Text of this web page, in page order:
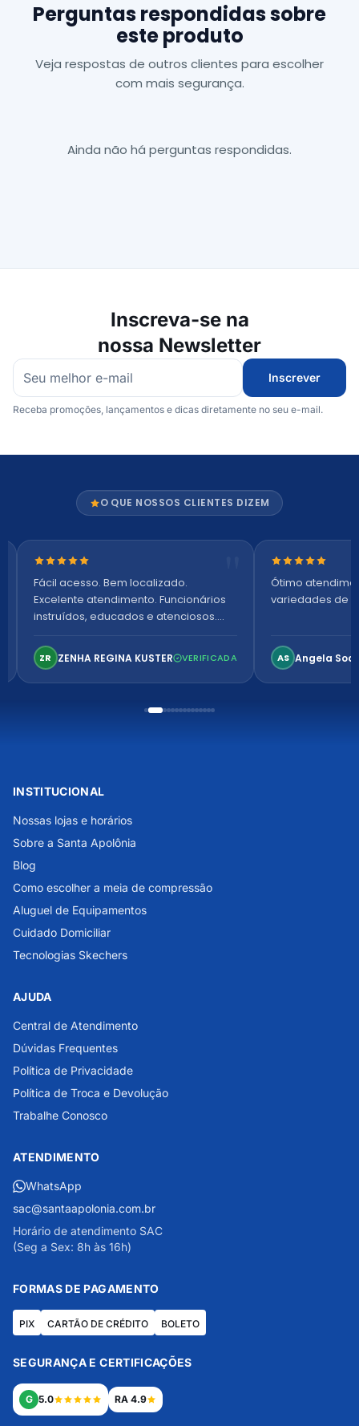
Perguntas respondidas sobre
este produto
Veja respostas de outros clientes para escolher
com mais segurança.
Ainda não há perguntas respondidas.
Inscreva-se na
nossa Newsletter
Inscrever
Receba promoções, lançamentos e dicas diretamente no seu e-mail.
O QUE NOSSOS CLIENTES DIZEM
Nota 5 de 5 estrelas
Fácil acesso. Bem localizado.
Excelente atendimento. Funcionários
instruídos, educados e atenciosos.
confortável. Perfeito!
ZR ZENHA REGINA KUSTER VERIFICADA
Nota 5 de 5
Ótimo
variedades de
AS Angela
INSTITUCIONAL
Nossas lojas e horários
Sobre a Santa Apolônia
Blog
Como escolher a meia de compressão
Aluguel de Equipamentos
Cuidado Domiciliar
Tecnologias Skechers
AJUDA
Central de Atendimento
Dúvidas Frequentes
Política de Privacidade
Política de Troca e Devolução
Trabalhe Conosco
ATENDIMENTO
WhatsApp
sac@santaapolonia.com.br
Horário de atendimento SAC
(Seg a Sex: 8h às 16h)
FORMAS DE PAGAMENTO
PIX CARTÃO DE CRÉDITO BOLETO
SEGURANÇA E CERTIFICAÇÕES
G 5.0 RA 4.9